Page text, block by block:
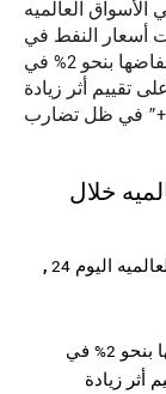
العالميه
انخفاض 2%, ارتفعت أسعار النفط في
التعاملات المبكرة يوم الخميس بعد انخفاضها بنحو 2% في
تقييم أثر زيادة
خلال
, بشكل طفيف في الأسواق العالميه اليوم 24
في التعاملات المبكرة يوم الخميس بعد انخفاضها بنحو 2% في
أثر زيادة